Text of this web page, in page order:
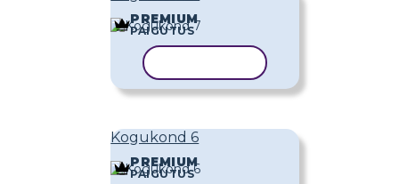
PREMIUM
PAIGUTUS
Kogukond 6
PREMIUM
PAIGUTUS